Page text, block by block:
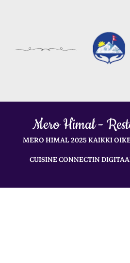
Mero Himal -
MERO HIMAL 2025 KAIKKI
CUISINE CONNECTIN